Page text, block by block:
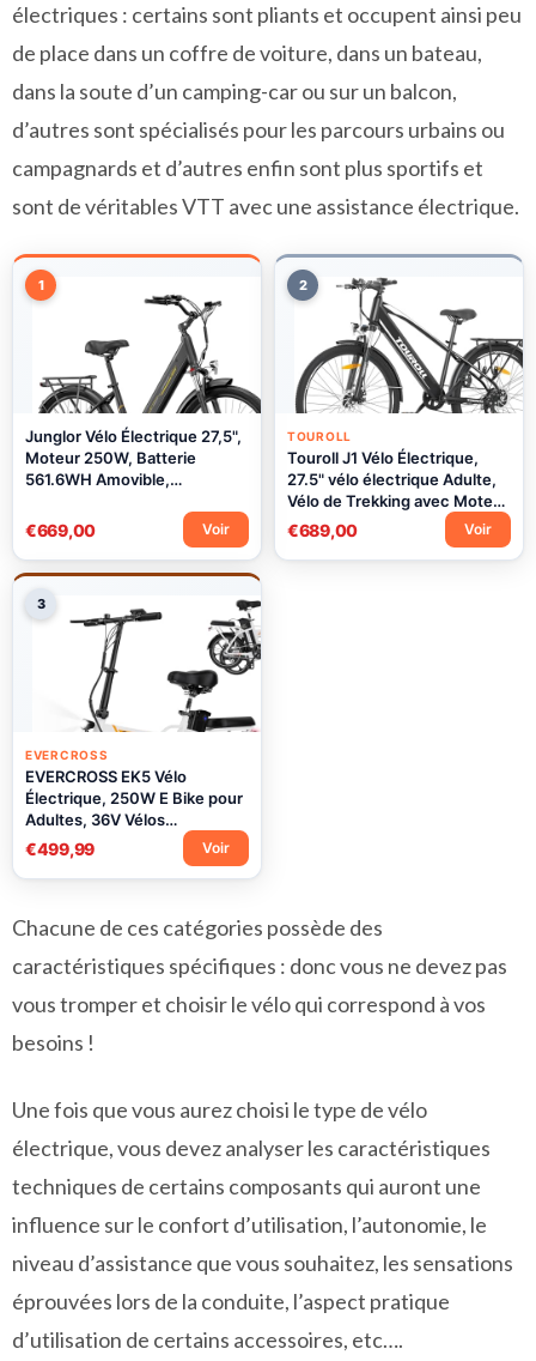
électriques : certains sont pliants et occupent ainsi peu
de place dans un coffre de voiture, dans un bateau,
dans la soute d’un camping-car ou sur un balcon,
d’autres sont spécialisés pour les parcours urbains ou
campagnards et d’autres enfin sont plus sportifs et
sont de véritables VTT avec une assistance électrique.
1
Junglor Vélo Électrique 27,5",
Moteur 250W, Batterie
561.6WH Amovible,
Vitesses, Écran LCD, 25 km/h,
Charge Max 120 kg, Modèle
Mixte E-Bike
€669,00 Voir
2
TOUROLL
Touroll J1 Vélo Électrique,
27.5" vélo électrique Adulte,
Vélo de Trekking avec Moteur
250 W, Batterie 15.6AH,
Autonomie 50-100 km, E-
Bike, vélo électrique Urbain
€689,00 Voir
3
EVERCROSS
EVERCROSS EK5 Vélo
Électrique, 250W E Bike pour
Adultes, 36V Vélos
Electriques Pliables Vélo de
Montagne, Jusqu'à 25KM / h,
Plage 35-60km, Pneus 16'' E-
Réglable
€499,99 Voir
Chacune de ces catégories possède des
caractéristiques spécifiques : donc vous ne devez pas
vous tromper et choisir le vélo qui correspond à vos
besoins !
Une fois que vous aurez choisi le type de vélo
électrique, vous devez analyser les caractéristiques
techniques de certains composants qui auront une
influence sur le confort d’utilisation, l’autonomie, le
niveau d’assistance que vous souhaitez, les sensations
éprouvées lors de la conduite, l’aspect pratique
d’utilisation de certains accessoires, etc….